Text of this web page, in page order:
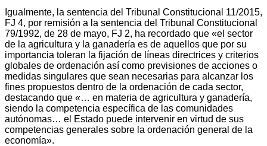
Igualmente, la sentencia del Tribunal Constitucional 11/2015,
FJ 4, por remisión a la sentencia del Tribunal Constitucional
79/1992, de 28 de mayo, FJ 2, ha recordado que «el sector
de la agricultura y la ganadería es de aquellos que por su
importancia toleran la fijación de líneas directrices y criterios
globales de ordenación así como previsiones de acciones o
medidas singulares que sean necesarias para alcanzar los
fines propuestos dentro de la ordenación de cada sector,
destacando que «… en materia de agricultura y ganadería,
siendo la competencia específica de las comunidades
autónomas… el Estado puede intervenir en virtud de sus
competencias generales sobre la ordenación general de la
economía».